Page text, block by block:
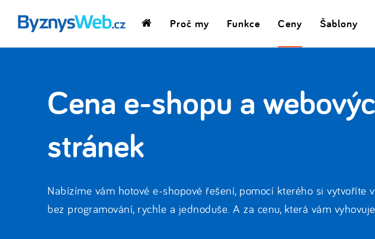
DomovskáProč my Funkce Ceny Šablony
Cena e-shopu a
stránek
Nabízíme vám hotové e-shopové řešení, pomocí kterého si vytvoříte
bez programování, rychle a jednoduše. A za cenu, která vám